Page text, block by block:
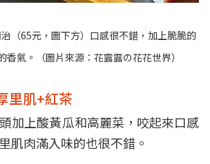
（65元，圖下方）口感很不錯，加上脆脆的
香氣。（圖片來源： 花露露の花花世界）
里肌+紅茶
加上酸黃瓜和高麗菜，咬起來口感
肌肉滿入味的也很不錯。